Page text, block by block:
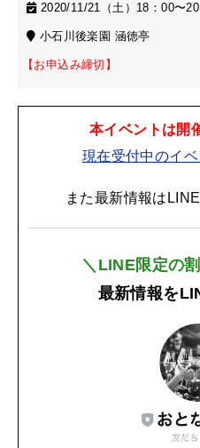
2020/11/21（土）18：00〜
小石川後楽園 涵徳亭
【お申込み締切】
本イベントは開
現在受付中のイ
また最新情報は
＼LINE限定の
最新情報を